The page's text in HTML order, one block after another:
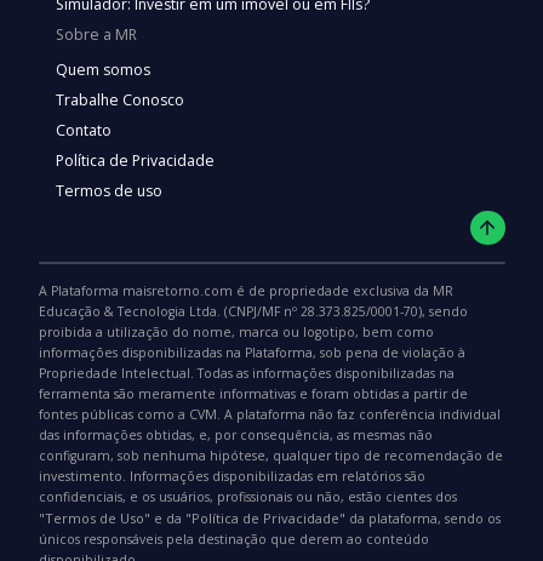
Simulador: Investir em um imóvel ou em FIIs?
Sobre a MR
Quem somos
Trabalhe Conosco
Contato
Política de Privacidade
Termos de uso
A Plataforma maisretorno.com é de propriedade exclusiva da MR
Educação & Tecnologia Ltda. (CNPJ/MF nº 28.373.825/0001-70), sendo
proibida a utilização do nome, marca ou logotipo, bem como
informações disponibilizadas na Plataforma, sob pena de violação à
Propriedade Intelectual. Todas as informações disponibilizadas na
ferramenta são meramente informativas e foram obtidas a partir de
fontes públicas como a CVM. A plataforma não faz conferência individual
das informações obtidas, e, por consequência, as mesmas não
configuram, sob nenhuma hipótese, qualquer tipo de recomendação de
investimento. Informações disponibilizadas em relatórios são
confidenciais, e os usuários, profissionais ou não, estão cientes dos
"Termos de Uso" e da "Política de Privacidade" da plataforma, sendo os
únicos responsáveis pela destinação que derem ao conteúdo